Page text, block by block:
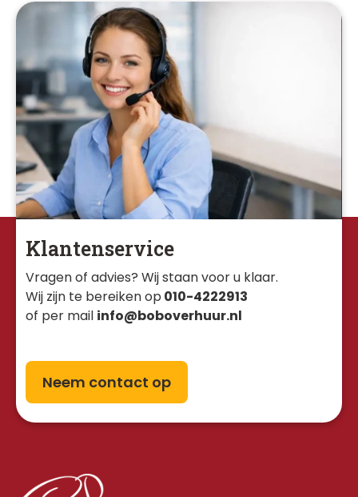
Klantenservice
Vragen of advies? Wij staan voor u klaar.
Wij zijn te bereiken op 010-4222913
of per mail info@boboverhuur.nl
Neem contact op